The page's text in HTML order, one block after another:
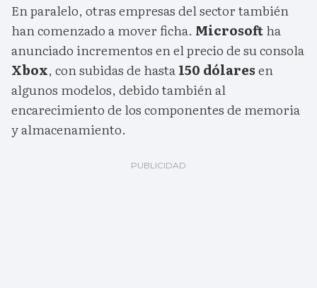
En paralelo, otras empresas del sector también
han comenzado a mover ficha. Microsoftha
anunciado incrementos en el precio de su consola
Xbox, con subidas de hasta150 dólaresen
algunos modelos, debido también al
encarecimiento de los componentes de memoria
y almacenamiento.